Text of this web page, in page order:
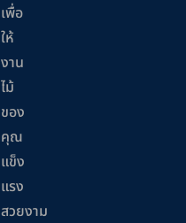
เพื่อ
ให้
งาน
ไม้
ของ
คุณ
แข็ง
แรง
สวยงาม